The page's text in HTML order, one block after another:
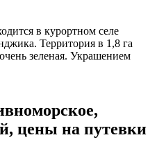
в курортном селе
Территория в 1,8 га
зеленая. Украшением
цены на путевки